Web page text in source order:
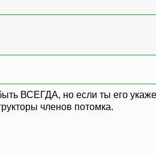
ВСЕГДА, но если ты его
членов потомка.